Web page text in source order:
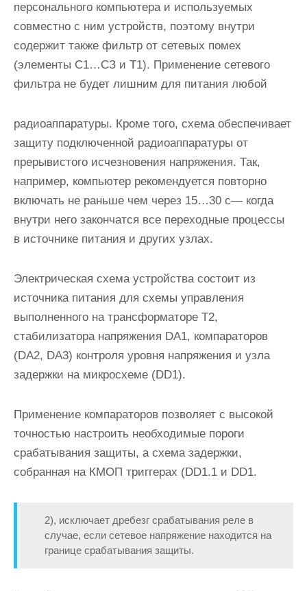
персонального компьютера и используемых
совместно с ним устройств, поэтому внутри
содержит также фильтр от сетевых помех
(элементы С1…СЗ и Т1). Применение сетевого
фильтра не будет лишним для питания любой
радиоаппаратуры. Кроме того, схема обеспечивает
защиту подключенной радиоаппаратуры от
прерывистого исчезновения напряжения. Так,
например, компьютер рекомендуется повторно
включать не раньше чем через 15…30 с— когда
внутри него закончатся все переходные процессы
в источнике питания и других узлах.
Электрическая схема устройства состоит из
источника питания для схемы управления
выполненного на трансформаторе Т2,
стабилизатора напряжения DA1, компараторов
(DA2, DA3) контроля уровня напряжения и узла
задержки на микросхеме (DD1).
Применение компараторов позволяет с высокой
точностью настроить необходимые пороги
срабатывания защиты, а схема задержки,
собранная на КМОП триггерах (DD1.1 и DD1.
2), исключает дребезг срабатывания реле в
случае, если сетевое напряжение находится на
границе срабатывания защиты.